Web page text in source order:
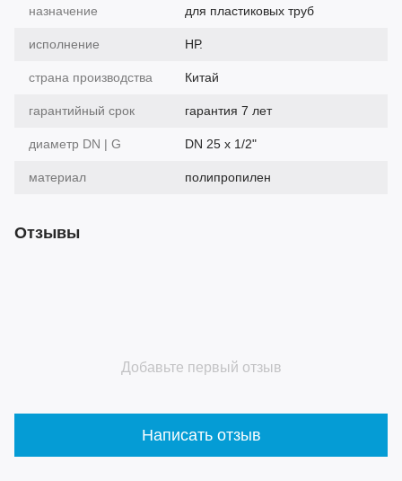
назначение для пластиковых труб
исполнение НР.
страна производства Китай
гарантийный срок гарантия 7 лет
диаметр DN | G DN 25 х 1/2"
материал полипропилен
Отзывы
Добавьте первый отзыв
Написать отзыв